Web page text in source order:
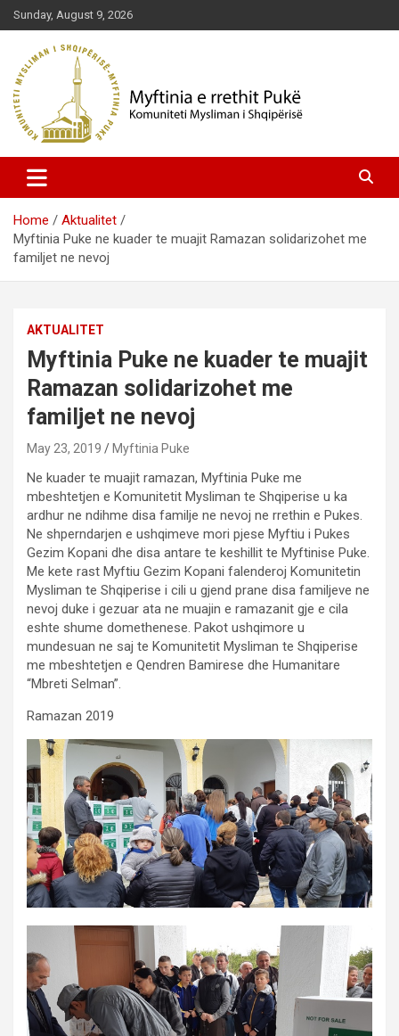
Skip
to
content
Sunday, August 9, 2026
Myftinia Pukë | Faqja Zyrtare
Home
Aktualitet
Myftinia Puke ne kuader te muajit Ramazan solidarizohet me
familjet ne nevoj
AKTUALITET
Myftinia Puke ne kuader te muajit
Ramazan solidarizohet me
familjet ne nevoj
May 23, 2019 Myftinia Puke
Ne kuader te muajit ramazan, Myftinia Puke me
mbeshtetjen e Komunitetit Mysliman te Shqiperise u ka
ardhur ne ndihme disa familje ne nevoj ne rrethin e Pukes.
Ne shperndarjen e ushqimeve mori pjese Myftiu i Pukes
Gezim Kopani dhe disa antare te keshillit te Myftinise Puke.
Me kete rast Myftiu Gezim Kopani falenderoj Komunitetin
Mysliman te Shqiperise i cili u gjend prane disa familjeve ne
nevoj duke i gezuar ata ne muajin e ramazanit gje e cila
eshte shume domethenese. Pakot ushqimore u
mundesuan ne saj te Komunitetit Mysliman te Shqiperise
me mbeshtetjen e Qendren Bamirese dhe Humanitare
“Mbreti Selman”.
Ramazan 2019